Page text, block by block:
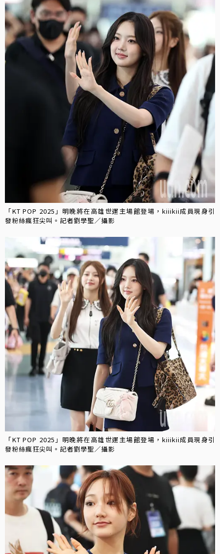
「KT POP 2025」明晚將在高雄世運主場館登場，kiiikii成員現身引
發粉絲瘋狂尖叫。記者劉學聖／攝影
「KT POP 2025」明晚將在高雄世運主場館登場，kiiikii成員現身引
發粉絲瘋狂尖叫。記者劉學聖／攝影